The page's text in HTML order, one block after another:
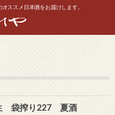
ススメ日本酒をお届けします。
袋搾り227 夏酒